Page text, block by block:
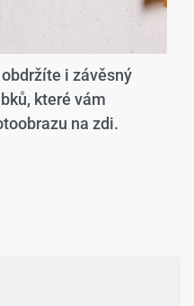
i závěsný
které vám
na zdi.